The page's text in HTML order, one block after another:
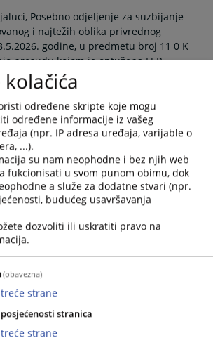
Posebno odjeljenje za suzbijanje
i najtežih oblika privrednog
godine, u predmetu broj 11 0 K
presudu kojom je optužena LJ.P.
počinila krivično djelo davanje mita iz
zakonika Republike Srpske
presude u predmetu koji se vodi
optuženog N.B. zbog krivičnog
davanje mita
Posebno odjeljenje za suzbijanje
i najtežih oblika privrednog
godine, u predmetu broj 11 0 K
presudu kojom je optuženi N. B.
presude u predmetu koji se vodi
protiv optuženog O.O. zbog krivičnog
davanje mita
određene skripte koje mogu
određene informacije iz vašeg
(npr. IP adresa uređaja, varijable o
...).
su nam neophodne i bez njih web
fukcionisati u svom punom obimu, dok
a služe za dodatne stvari (npr.
budućeg usavršavanja
dozvoliti ili uskratiti pravo na
(obavezna)
strane
stranica
strane